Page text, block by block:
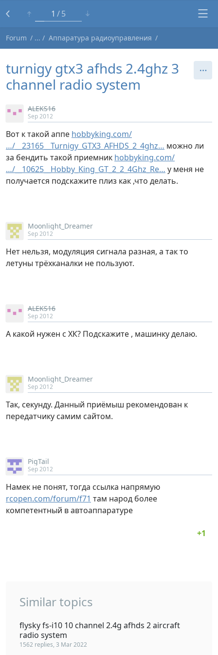
1 5
Forum Аппаратура радиоуправления
turnigy gtx3 afhds 2.4ghz 3
channel radio system
ALEKS16
Sep 2012
Вот к такой аппе hobbyking.com/
…/__23165__Turnigy_GTX3_AFHDS_2_4ghz… можно ли
за бендить такой приемник hobbyking.com/
…/__10625__Hobby_King_GT_2_2_4Ghz_Re… у меня не
получается подскажите плиз как ,что делать.
Moonlight_Dreamer
Sep 2012
Нет нельзя, модуляция сигнала разная, а так то
летуны трёхканалки не пользуют.
ALEKS16
Sep 2012
А какой нужен с ХК? Подскажите , машинку делаю.
Moonlight_Dreamer
Sep 2012
Так, секунду. Данный приёмыш рекомендован к
передатчику самим сайтом.
PigTail
Sep 2012
Намек не понят, тогда ссылка напрямую
rcopen.com/forum/f71 там народ более
компетентный в автоаппаратуре
Similar topics
flysky fs-i10 10 channel 2.4g afhds 2 aircraft
radio system
1562 replies, 3 Mar 2022